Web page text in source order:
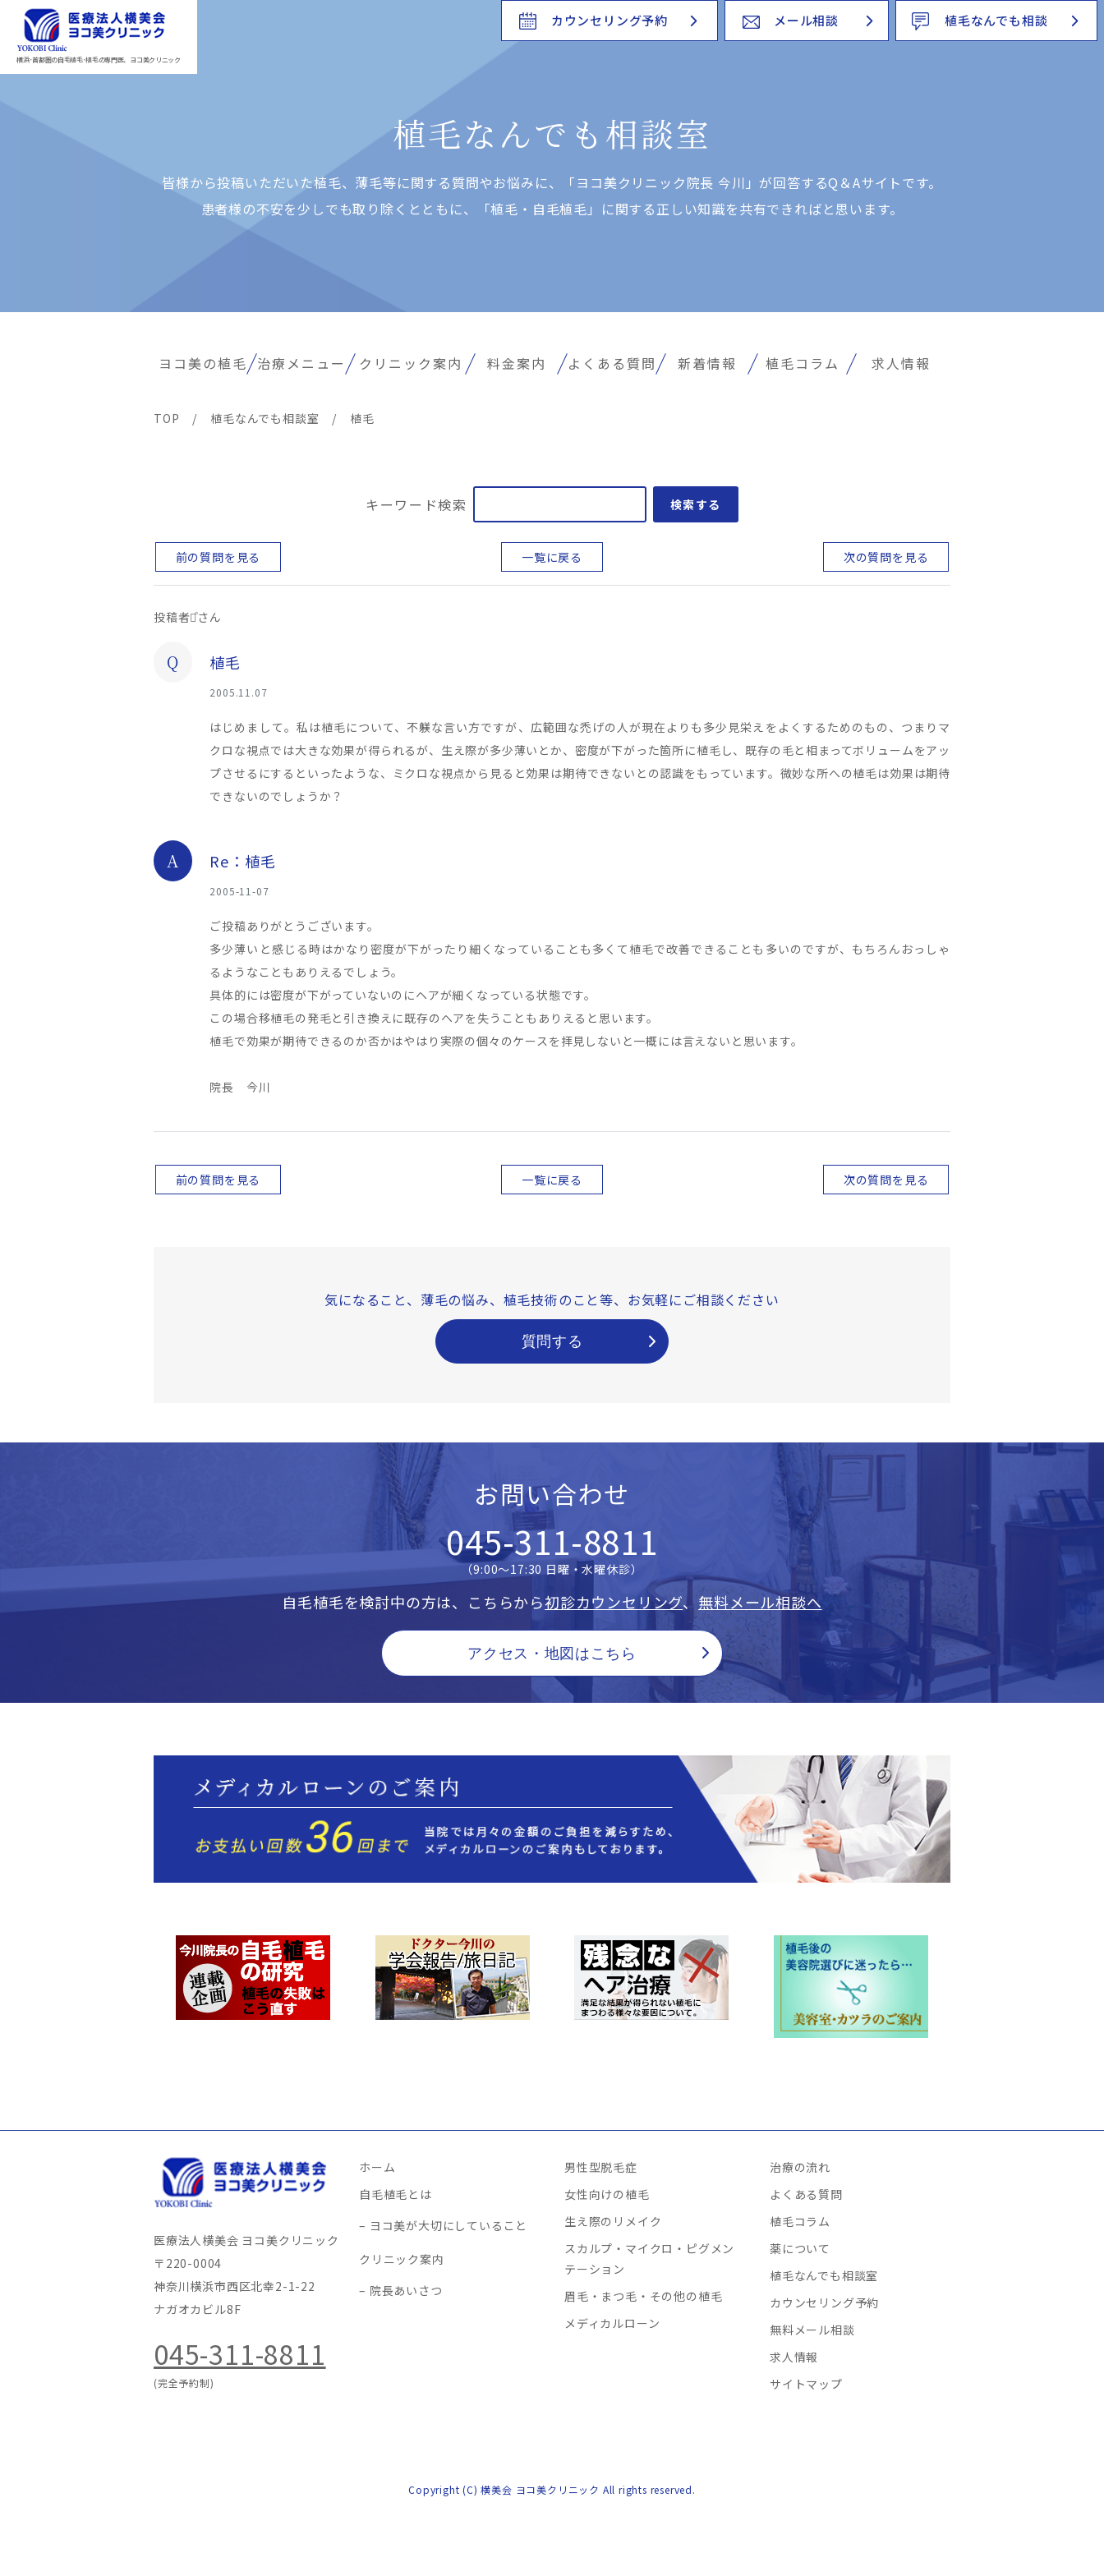
横浜･首都圏の自毛植毛･植毛の専門医、ヨコ美クリニック
カウンセリング予約 メール相談 植毛なんでも相談
植毛なんでも相談室
皆様から投稿いただいた植⽑、薄⽑等に関する質問やお悩みに、「ヨコ美クリニック院⻑ 今川」が回答するQ＆Aサイトです。
患者様の不安を少しでも取り除くとともに、「植⽑・⾃⽑植⽑」に関する正しい知識を共有できればと思います。
ヨコ美の植毛 治療メニュー クリニック案内 料金案内 よくある質問 新着情報 植毛コラム 求人情報
TOP / 植毛なんでも相談室 / 植毛
キーワード検索 検索する
前の質問を見る 一覧に戻る 次の質問を見る
投稿者：ͦさん
Q 植毛
2005.11.07
はじめまして。私は植毛について、不躾な言い方ですが、広範囲な禿げの人が現在よりも多少見栄えをよくするためのもの、つまりマ
クロな視点では大きな効果が得られるが、生え際が多少薄いとか、密度が下がった箇所に植毛し、既存の毛と相まってボリュームをアッ
プさせるにするといったような、ミクロな視点から見ると効果は期待できないとの認識をもっています。微妙な所への植毛は効果は期待
できないのでしょうか？
A Re：植毛
2005-11-07
ご投稿ありがとうございます。
多少薄いと感じる時はかなり密度が下がったり細くなっていることも多くて植毛で改善できることも多いのですが、もちろんおっしゃ
るようなこともありえるでしょう。
具体的には密度が下がっていないのにヘアが細くなっている状態です。
この場合移植毛の発毛と引き換えに既存のヘアを失うこともありえると思います。
植毛で効果が期待できるのか否かはやはり実際の個々のケースを拝見しないと一概には言えないと思います。
院長 今川
前の質問を見る 一覧に戻る 次の質問を見る
気になること、薄毛の悩み、 植毛技術のこと等、 お気軽にご相談ください
質問する
お問い合わせ
045-311-8811
（9:00〜17:30 日曜・水曜休診）
自毛植毛を検討中の方は、こちらから初診カウンセリング、 無料メール相談へ
アクセス・地図はこちら
医療法人横美会 ヨコ美クリニック
〒220-0004
神奈川横浜市西区北幸2-1-22
ナガオカビル8F
045-311-8811
(完全予約制)
ホーム
自毛植毛とは
ヨコ美が大切にしていること
クリニック案内
院長あいさつ
男性型脱毛症
女性向けの植毛
生え際のリメイク
スカルプ・マイクロ・ピグメン
テーション
眉毛・まつ毛・その他の植毛
メディカルローン
治療の流れ
よくある質問
植毛コラム
薬について
植毛なんでも相談室
カウンセリング予約
無料メール相談
求人情報
サイトマップ
Copyright (C) 横美会 ヨコ美クリニック All rights reserved.